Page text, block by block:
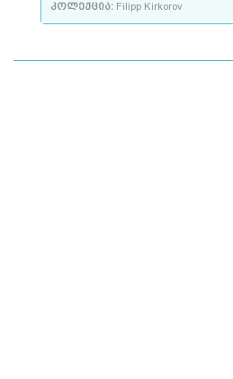
კოლექცია: Filipp Kirkorov